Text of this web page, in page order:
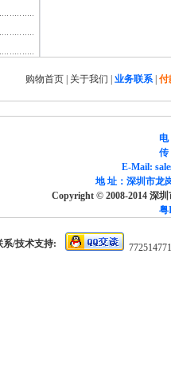
购物首页 关于我们 业务联系| 付
电
传
E-Mail:
地 址：深圳市龙
Copyright © 2008-2014 深
粤
系/技术支持: 772514771